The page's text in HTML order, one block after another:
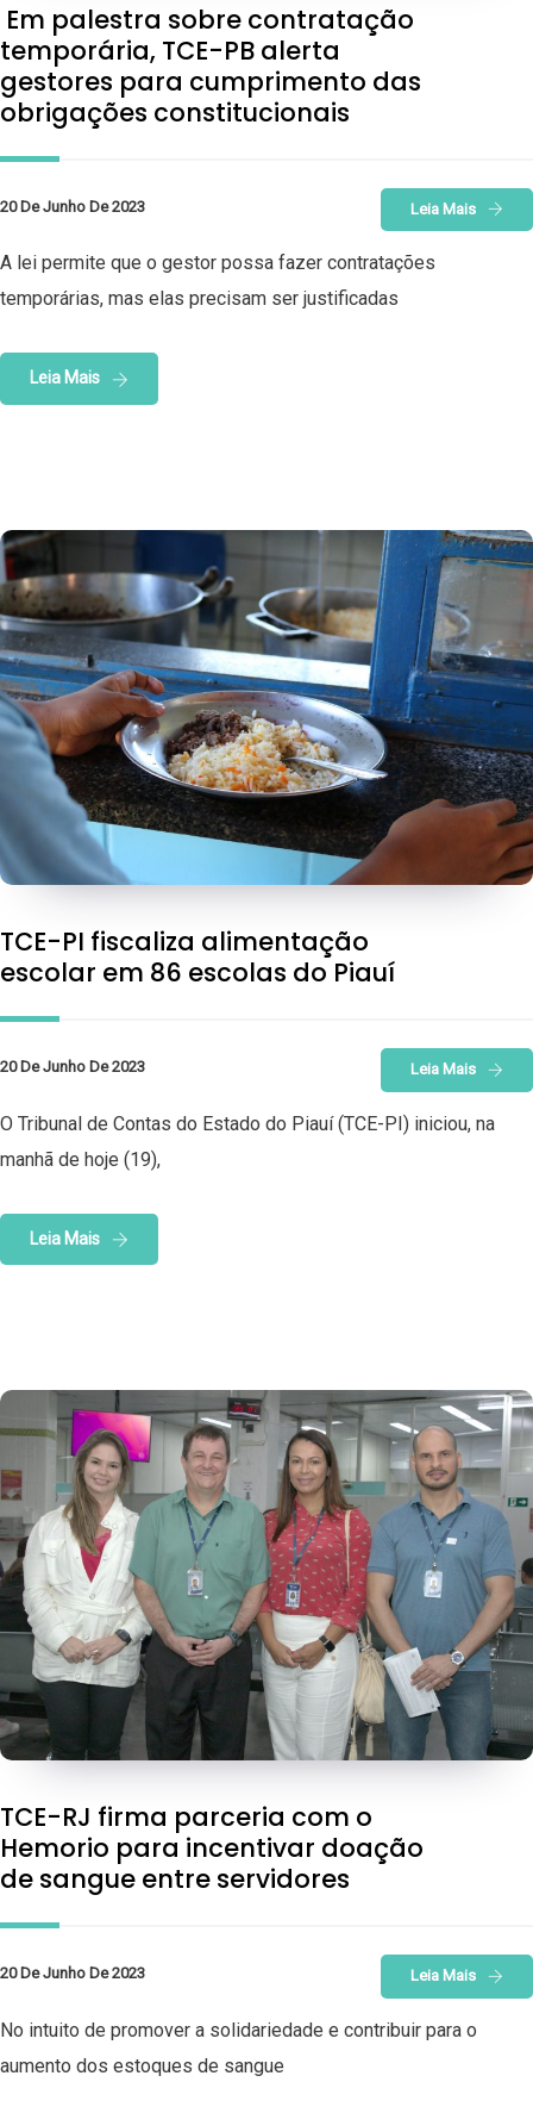
Em palestra sobre contratação
temporária, TCE-PB alerta
gestores para cumprimento das
obrigações constitucionais
20 De Junho De 2023 Leia Mais
A lei permite que o gestor possa fazer contratações
temporárias, mas elas precisam ser justificadas
Leia Mais
TCE-PI fiscaliza alimentação
escolar em 86 escolas do Piauí
20 De Junho De 2023 Leia Mais
O Tribunal de Contas do Estado do Piauí (TCE-PI) iniciou, na
manhã de hoje (19),
Leia Mais
TCE-RJ firma parceria com o
Hemorio para incentivar doação
de sangue entre servidores
20 De Junho De 2023 Leia Mais
No intuito de promover a solidariedade e contribuir para o
aumento dos estoques de sangue